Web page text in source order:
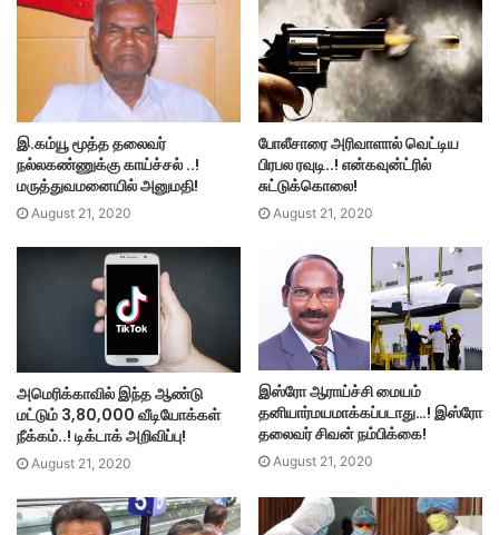
இ.கம்யூ மூத்த தலைவர்
நல்லகண்ணுக்கு காய்ச்சல் ..!
மருத்துவமனையில் அனுமதி!
August 21, 2020
போலீசாரை அரிவாளால் வெட்டிய
பிரபல ரவுடி..! என்கவுன்ட்ரில்
சுட்டுக்கொலை!
August 21, 2020
அமெரிக்காவில் இந்த ஆண்டு
மட்டும் 3,80,000 வீடியோக்கள்
நீக்கம்..! டிக்டாக் அறிவிப்பு!
August 21, 2020
இஸ்ரோ ஆராய்ச்சி மையம்
தனியார்மயமாக்கப்படாது…! இஸ்ரோ
தலைவர் சிவன் நம்பிக்கை!
August 21, 2020